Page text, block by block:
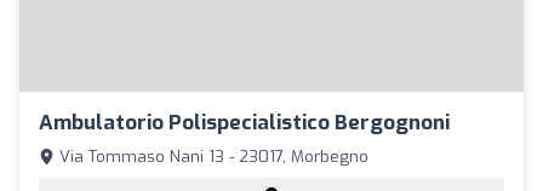
Ambulatorio Polispecialistico Bergognoni
Via Tommaso Nani 13 - 23017, Morbegno